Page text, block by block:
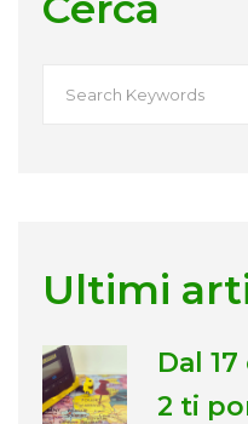
Ultimi
Dal
2 ti